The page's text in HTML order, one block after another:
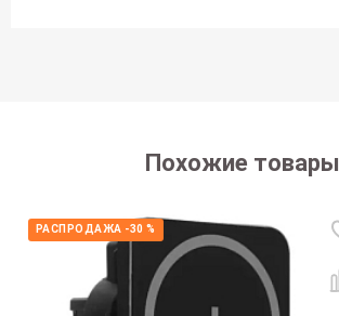
Похожие товары
РАСПРОДАЖА -30 %